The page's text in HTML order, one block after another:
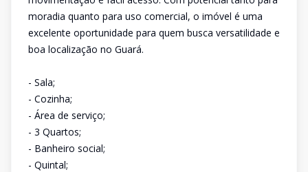
moradia quanto para uso comercial, o imóvel é uma
excelente oportunidade para quem busca versatilidade e
boa localização no Guará.
- Sala;
- Cozinha;
- Área de serviço;
- 3 Quartos;
- Banheiro social;
- Quintal;